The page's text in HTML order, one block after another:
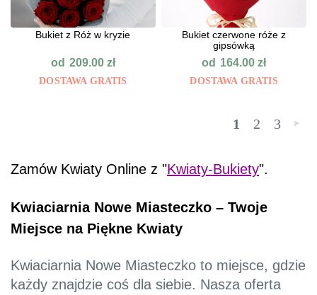
Bukiet z Róż w kryzie
od 209.00 zł
DOSTAWA GRATIS
Bukiet czerwone róże z
gipsówką
od 164.00zł
DOSTAWA GRATIS
1 2 3 »
Zamów Kwiaty Online z "Kwiaty-Bukiety".
Kwiaciarnia Nowe Miasteczko – Twoje
Miejsce na Piękne Kwiaty
Kwiaciarnia Nowe Miasteczko to miejsce, gdzie
każdy znajdzie coś dla siebie. Nasza oferta